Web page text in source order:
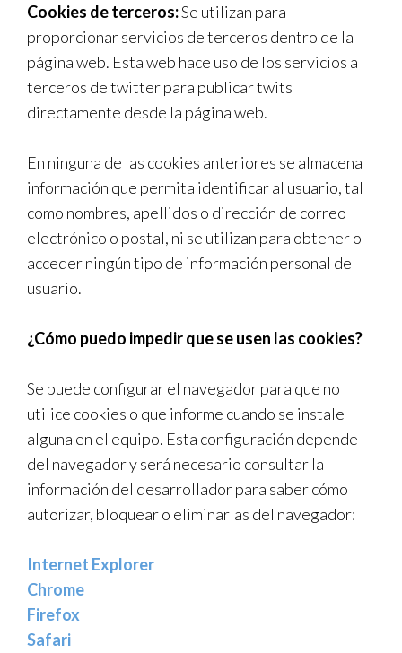
Cookies de terceros:Se utilizan para
proporcionar servicios de terceros dentro de la
página web. Esta web hace uso de los servicios a
terceros de twitter para publicar twits
directamente desde la página web.
En ninguna de las cookies anteriores se almacena
información que permita identificar al usuario, tal
como nombres, apellidos o dirección de correo
electrónico o postal, ni se utilizan para obtener o
acceder ningún tipo de información personal del
usuario.
¿Cómo puedo impedir que se usen las cookies?
Se puede configurar el navegador para que no
utilice cookies o que informe cuando se instale
alguna en el equipo. Esta configuración depende
del navegador y será necesario consultar la
información del desarrollador para saber cómo
autorizar, bloquear o eliminarlas del navegador:
Internet Explorer
Chrome
Firefox
Safari